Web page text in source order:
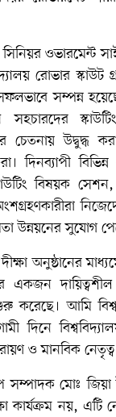
সিনিয়র ওভারমেন্ট
রোভার
সম্পন্ন
চেতনায় উদ্বুদ্ধ
দিনব্যাপী
বিষয়ক
উন্নয়নের সুযোগ
অনুষ্ঠানের
দায়িত্বশীল
করেছে। আমি
দিনে
ও মানবিক
সম্পাদক মোঃ জিয়া
কার্যক্রম নয়, এটি